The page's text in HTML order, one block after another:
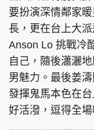
要扮演深情鄰家
長，更在台上大
Anson Lo 挑戰冷
自己，隨後瀟灑
男魅力。最後姜
發揮鬼馬本色在
好活潑，逗得全場